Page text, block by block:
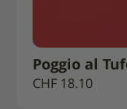
Poggio al
CHF 18.10